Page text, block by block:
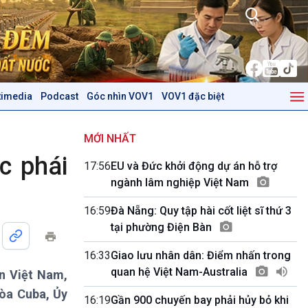
Podcast Góc nhìn VOV1 VOV1 đặc biệt
Trước giờ mở cửa
Dòng chảy Kinh tế
Tuyên chiến với gian lận
thương mại
Mùa vàng
Biển đảo Việt Nam
Tâm tình biên giới và hải
đảo
Tìm hiểu biển, đảo Việt
Nam
Podcast
Góc nhìn VOV1
Bình luận
phái
Việt Nam,
Cuba, Ủy
MỚI NHẤT
17:56EU và Đức khởi động dự án hỗ trợ
ngành lâm nghiệp Việt Nam
16:59Đà Nẵng: Quy tập hài cốt liệt sĩ thứ 3
tại phường Điện Bàn
16:33Giao lưu nhân dân: Điểm nhấn trong
quan hệ Việt Nam-Australia
16:19Gần 900 chuyến bay phải hủy bỏ khi